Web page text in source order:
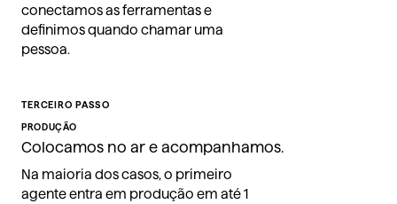
conectamos as ferramentas e
definimos quando chamar uma
pessoa.
TERCEIRO PASSO
PRODUÇÃO
Colocamos no ar e acompanhamos.
Na maioria dos casos, o primeiro
agente entra em produção em até 1